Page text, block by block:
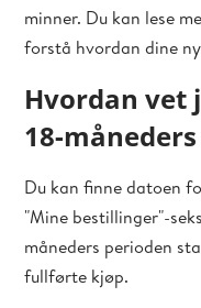
minner. Du kan lese
forstå hvordan dine
Hvordan vet
18-
Du kan finne datoen
"Mine bestillinger"-
måneders perioden
fullførte kjøp.